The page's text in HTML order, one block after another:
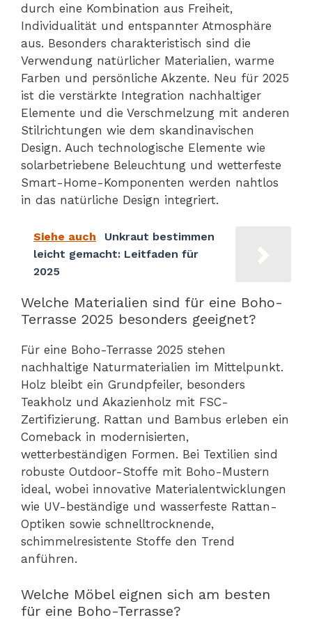
durch eine Kombination aus Freiheit,
Individualität und entspannter Atmosphäre
aus. Besonders charakteristisch sind die
Verwendung natürlicher Materialien, warme
Farben und persönliche Akzente. Neu für 2025
ist die verstärkte Integration nachhaltiger
Elemente und die Verschmelzung mit anderen
Stilrichtungen wie dem skandinavischen
Design. Auch technologische Elemente wie
solarbetriebene Beleuchtung und wetterfeste
Smart-Home-Komponenten werden nahtlos
in das natürliche Design integriert.
Siehe auch
Unkraut bestimmen
leicht gemacht: Leitfaden für
2025
Welche Materialien sind für eine Boho-
Terrasse 2025 besonders geeignet?
Für eine Boho-Terrasse 2025 stehen
nachhaltige Naturmaterialien im Mittelpunkt.
Holz bleibt ein Grundpfeiler, besonders
Teakholz und Akazienholz mit FSC-
Zertifizierung. Rattan und Bambus erleben ein
Comeback in modernisierten,
wetterbeständigen Formen. Bei Textilien sind
robuste Outdoor-Stoffe mit Boho-Mustern
ideal, wobei innovative Materialentwicklungen
wie UV-beständige und wasserfeste Rattan-
Optiken sowie schnelltrocknende,
schimmelresistente Stoffe den Trend
anführen.
Welche Möbel eignen sich am besten
für eine Boho-Terrasse?